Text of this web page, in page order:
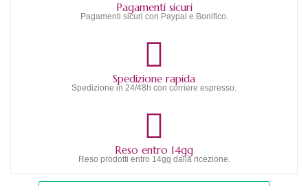
Pagamenti sicuri
Pagamenti sicuri con Paypal e Bonifico.
Spedizione rapida
Spedizione in 24/48h con corriere espresso.
Reso entro 14gg
Reso prodotti entro 14gg dalla ricezione.